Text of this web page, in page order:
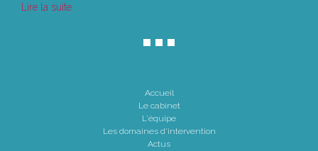
Lire la suite
Accueil
Le cabinet
L'équipe
Les domaines d'intervention
Actus